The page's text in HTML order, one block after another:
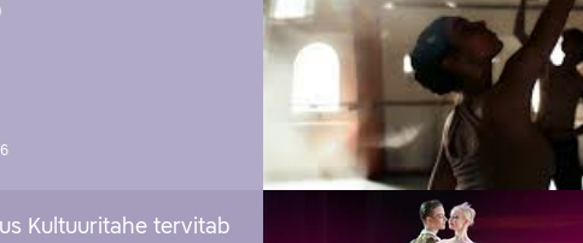
Kultuuritahe tervitab